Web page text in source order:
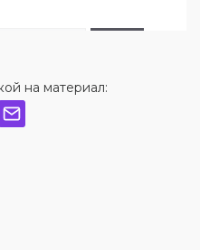
на материал: